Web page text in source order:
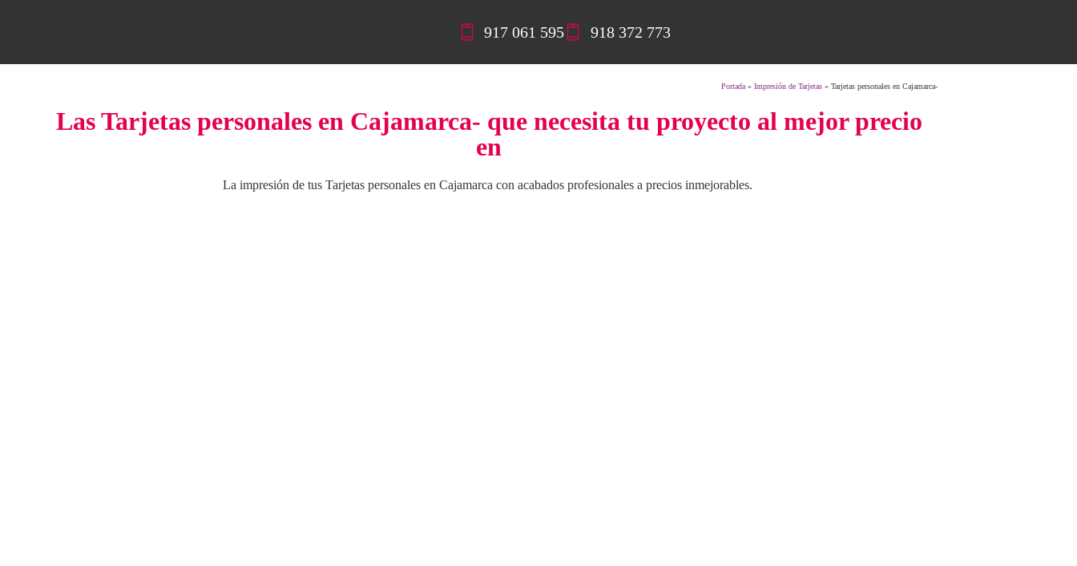
917 061 595 918 372 773
Portada » Impresión de Tarjetas » Tarjetas personales en Cajamarca-
Las Tarjetas personales en Cajamarca- que necesita tu proyecto al mejor precio
en
La impresión de tus Tarjetas personales en Cajamarca con acabados profesionales a precios inmejorables.